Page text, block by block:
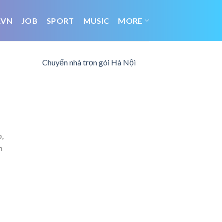
JOB SPORT MUSIC MORE
Chuyển nhà trọn gói Hà Nội